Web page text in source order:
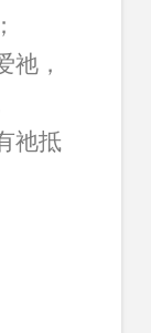
祂，
祂抵